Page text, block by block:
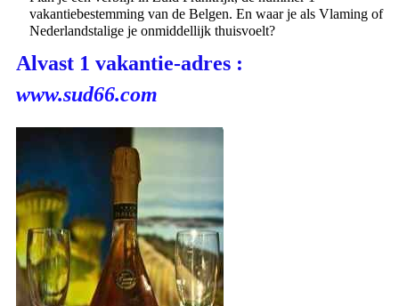
vakantiebestemming van de Belgen. En waar je als Vlaming of
Nederlandstalige je onmiddellijk thuisvoelt?
Alvast 1 vakantie-adres :
www.sud66.com